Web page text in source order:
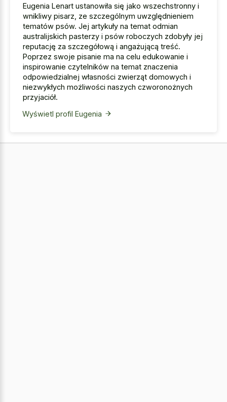
Eugenia Lenart ustanowiła się jako wszechstronny i
wnikliwy pisarz, ze szczególnym uwzględnieniem
tematów psów. Jej artykuły na temat odmian
australijskich pasterzy i psów roboczych zdobyły jej
reputację za szczegółową i angażującą treść.
Poprzez swoje pisanie ma na celu edukowanie i
inspirowanie czytelników na temat znaczenia
odpowiedzialnej własności zwierząt domowych i
niezwykłych możliwości naszych czworonożnych
przyjaciół.
Wyświetl profil Eugenia